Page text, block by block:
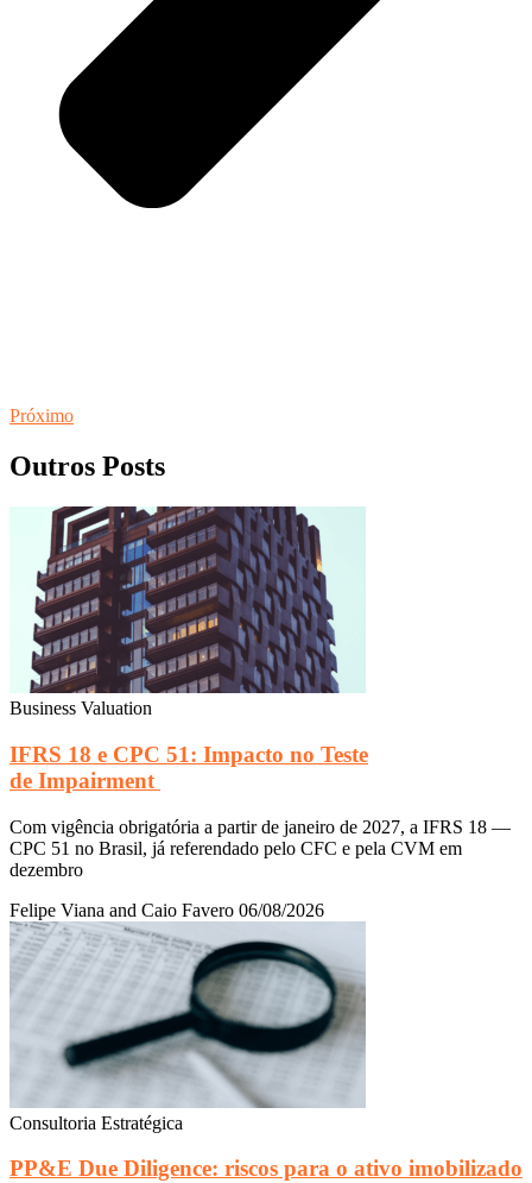
Próximo
Outros Posts
Business Valuation
IFRS 18 e CPC 51: Impacto no Teste
de Impairment
Com vigência obrigatória a partir de janeiro de 2027, a IFRS 18 —
CPC 51 no Brasil, já referendado pelo CFC e pela CVM em
dezembro
Felipe Viana and Caio Favero 06/08/2026
Consultoria Estratégica
PP&E Due Diligence: riscos para o ativo imobilizado